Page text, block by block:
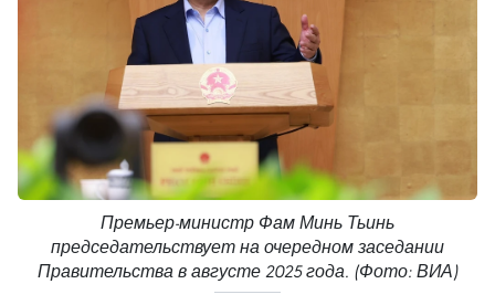
Премьер-министр Фам Минь Тьинь
председательствует на очередном заседании
Правительства в августе 2025 года. (Фото: ВИА)